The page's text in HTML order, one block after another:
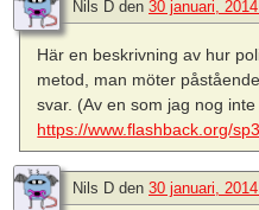
Nils D den 30 januari,
Här en beskrivning av hur
metod, man möter
svar. (Av en som jag nog
https://www.flashback.org/
Nils D den 30 januari,